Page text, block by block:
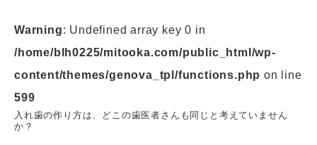
Warning: Undefined array key 0 in
/home/blh0225/mitooka.com/public_html/wp-
content/themes/genova_tpl/functions.php on line
599
入れ歯の作り方は、どこの歯医者さんも同じと考えていません
か？